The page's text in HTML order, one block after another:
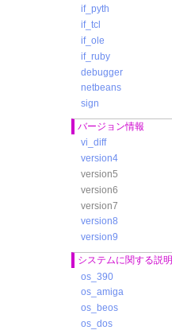
if_pyth
if_tcl
if_ole
if_ruby
debugger
netbeans
sign
バージョン情報
vi_diff
version4
version5
version6
version7
version8
version9
システムに関する説明
os_390
os_amiga
os_beos
os_dos